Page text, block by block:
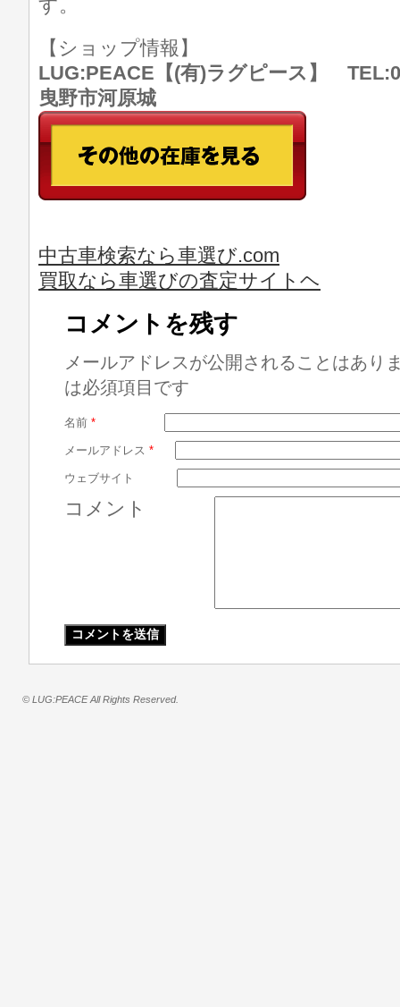
す。
【ショップ情報】
LUG:PEACE【(有)ラグピース】
曳野市河原城
中古車検索なら車選び.com
買取なら車選びの査定サイトヘ
コメントを残す
メールアドレスが公開されることはあり
は必須項目です
名前 *
メールアドレス *
ウェブサイト
コメント
© LUG:PEACE All Rights Reserved.